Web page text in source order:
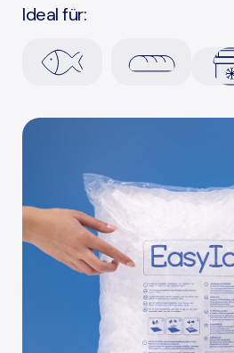
Ideal für: